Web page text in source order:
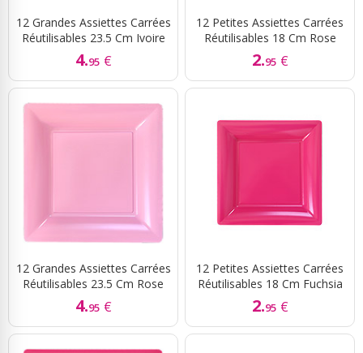
12 Grandes Assiettes Carrées
Réutilisables 23.5 Cm Ivoire
4.95 €
12 Petites Assiettes Carrées
Réutilisables 18 Cm Rose
2.95 €
12 Grandes Assiettes Carrées
Réutilisables 23.5 Cm Rose
4.95 €
12 Petites Assiettes Carrées
Réutilisables 18 Cm Fuchsia
2.95 €